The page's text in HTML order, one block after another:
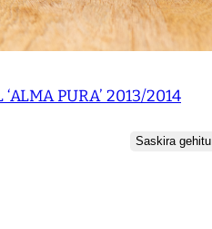
PURA’ 2013/2014
Saskira gehitu